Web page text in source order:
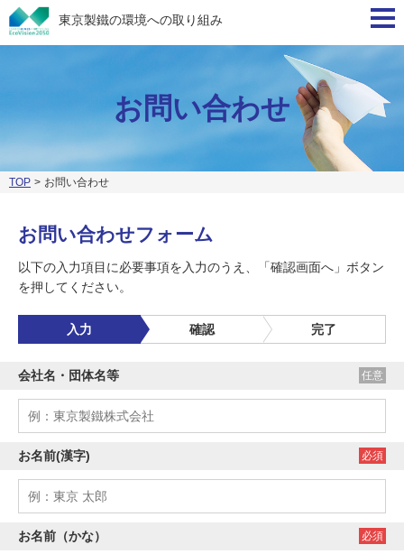
東京製鐵の環境への取り組み
お問い合わせ
TOP > お問い合わせ
お問い合わせフォーム
以下の入力項目に必要事項を入力のうえ、「確認画面へ」ボタン
を押してください。
入力 確認 完了
会社名・団体名等 任意
お名前(漢字) 必須
お名前（かな） 必須